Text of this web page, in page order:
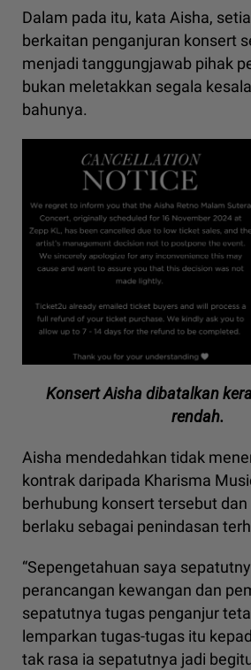
Dalam pada itu, kata Aisha,
berkaitan penganjuran konsert
menjadi tanggungjawab pihak
bukan meletakkan segala
bahunya.
Konsert Aisha dibatalkan
rendah.
Aisha mendedahkan tidak
kontrak daripada Kharisma
berhubung konsert tersebut
berlaku sebagai penindasan
“Sepengetahuan saya
perancangan kewangan dan
sepatutnya tugas penganjur
lemparkan tugas-tugas itu
tak rasa ia sepatutnya jadi